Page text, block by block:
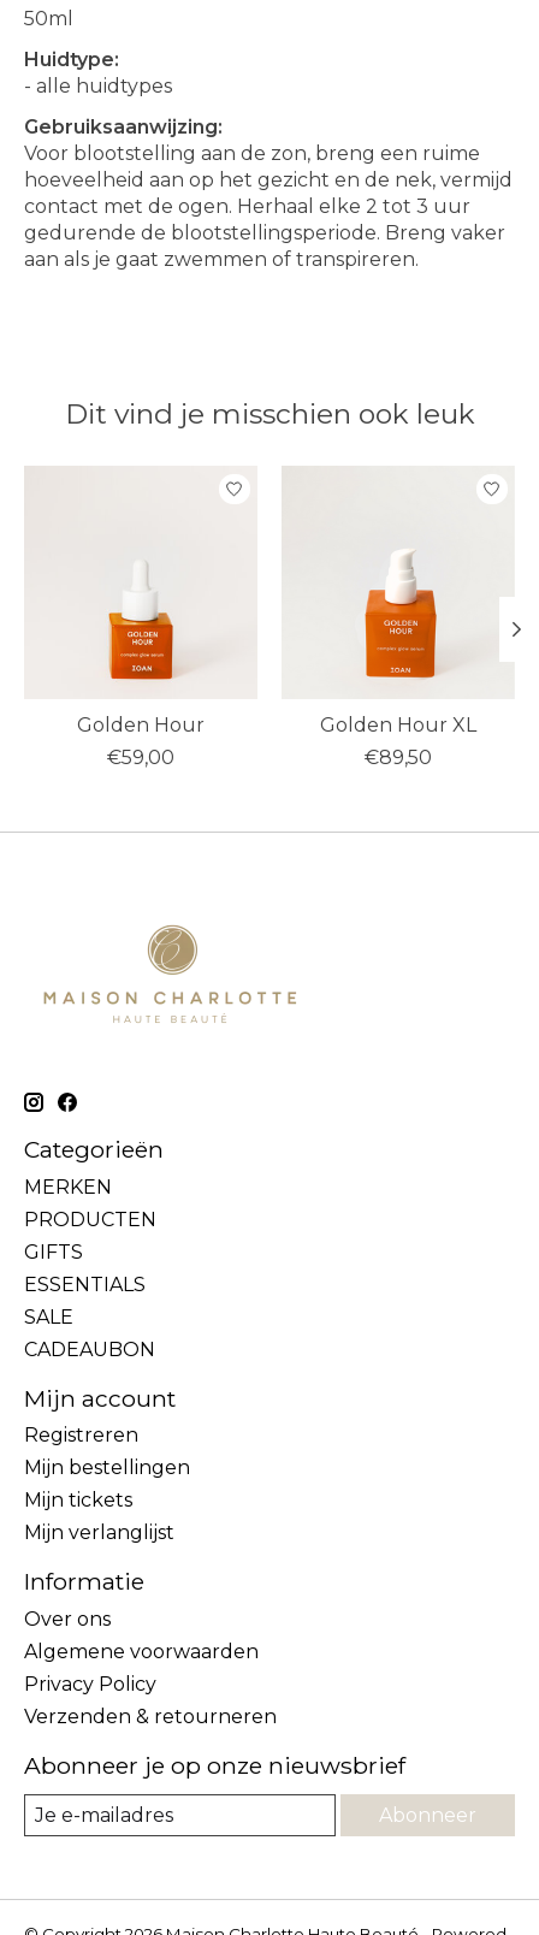
50ml
Huidtype:
- alle huidtypes
Gebruiksaanwijzing:
Voor blootstelling aan de zon, breng een ruime
hoeveelheid aan op het gezicht en de nek, vermijd
contact met de ogen. Herhaal elke 2 tot 3 uur
gedurende de blootstellingsperiode. Breng vaker
aan als je gaat zwemmen of transpireren.
Dit vind je misschien ook leuk
Items van productcarrousel
Golden Hour
€59,00
Golden Hour XL
€89,50
Categorieën
MERKEN
PRODUCTEN
GIFTS
ESSENTIALS
SALE
CADEAUBON
Mijn account
Registreren
Mijn bestellingen
Mijn tickets
Mijn verlanglijst
Informatie
Over ons
Algemene voorwaarden
Privacy Policy
Verzenden & retourneren
Abonneer je op onze nieuwsbrief
Abonneer